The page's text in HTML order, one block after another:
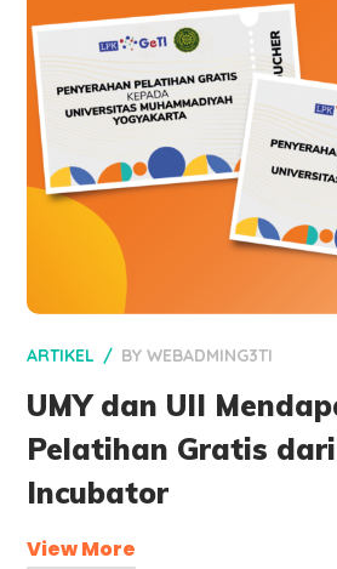
ARTIKEL BYWEBADMING3TI
UMY dan UII
Pelatihan Gratis
Incubator
View More